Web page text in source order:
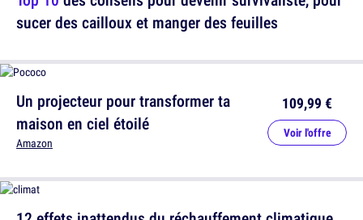
sucer des cailloux et manger des feuilles
Un projecteur pour transformer ta
maison en ciel étoilé
Amazon
109,99 €
Voir l'offre